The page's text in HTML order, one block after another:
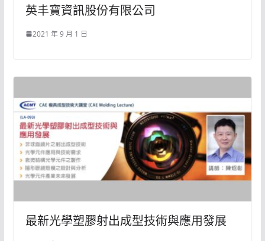
英丰寶資訊股份有限公司
2021 年 9 月 1 日
最新光學塑膠射出成型技術與應用發展